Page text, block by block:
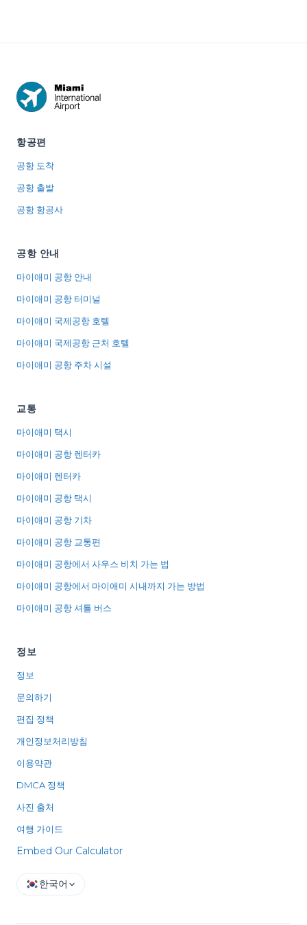
항공편
공항 도착
공항 출발
공항 항공사
공항 안내
마이애미 공항 안내
마이애미 공항 터미널
마이애미 국제공항 호텔
마이애미 국제공항 근처 호텔
마이애미 공항 주차 시설
교통
마이애미 택시
마이애미 공항 렌터카
마이애미 렌터카
마이애미 공항 택시
마이애미 공항 기차
마이애미 공항 교통편
마이애미 공항에서 사우스 비치 가는 법
마이애미 공항에서 마이애미 시내까지 가는 방법
마이애미 공항 셔틀 버스
정보
정보
문의하기
편집 정책
개인정보처리방침
이용약관
DMCA 정책
사진 출처
여행 가이드
Embed Our Calculator
한국어